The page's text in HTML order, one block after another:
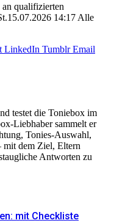
qualifizierten
14:17 Alle
LinkedIn Tumblr Email
testet die Toniebox im
Liebhaber sammelt er
Tonies-Auswahl,
mit dem Ziel, Eltern
Antworten zu
mit Checkliste